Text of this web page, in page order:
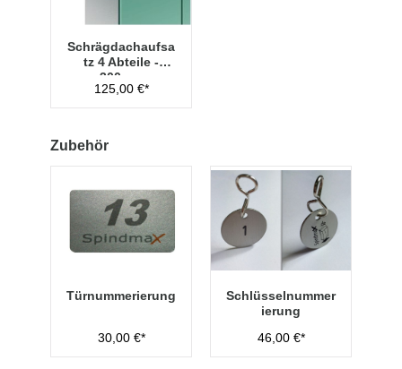
Schrägdachaufsa
tz 4 Abteile -
300mm
125,00 €*
Zubehör
Türnummerierung
30,00 €*
Schlüsselnummer
ierung
46,00 €*